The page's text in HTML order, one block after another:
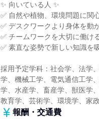
✨ 向いている人 ✨
✅ 自然や植物、環境問題に関
✅ デスクワークより身体を動
✅ チームワークを大切に働け
✅ 素直な姿勢で新しい知識を
採用予定学科：社会学、法学
学、機械工学、電気通信工学
学、水産学、畜産学、獣医学
教育学、芸術学、環境学、家
報酬・交通費